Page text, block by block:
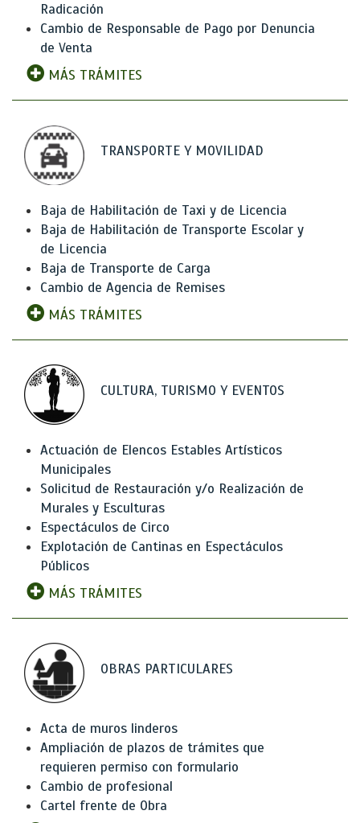
Radicación
Cambio de Responsable de Pago por Denuncia
de Venta
MÁS TRÁMITES
TRANSPORTE Y MOVILIDAD
Baja de Habilitación de Taxi y de Licencia
Baja de Habilitación de Transporte Escolar y
de Licencia
Baja de Transporte de Carga
Cambio de Agencia de Remises
MÁS TRÁMITES
CULTURA, TURISMO Y EVENTOS
Actuación de Elencos Estables Artísticos
Municipales
Solicitud de Restauración y/o Realización de
Murales y Esculturas
Espectáculos de Circo
Explotación de Cantinas en Espectáculos
Públicos
MÁS TRÁMITES
OBRAS PARTICULARES
Acta de muros linderos
Ampliación de plazos de trámites que
requieren permiso con formulario
Cambio de profesional
Cartel frente de Obra